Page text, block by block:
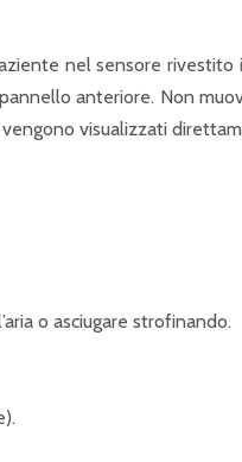
nel sensore rivestito
anteriore. Non
visualizzati
o asciugare strofinando.